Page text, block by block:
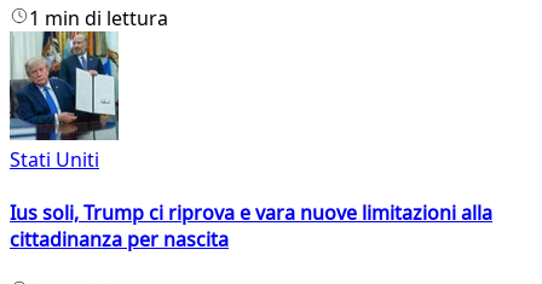
1 min di lettura
Stati Uniti
Ius soli, Trump ci riprova e vara nuove limitazioni alla
cittadinanza per nascita